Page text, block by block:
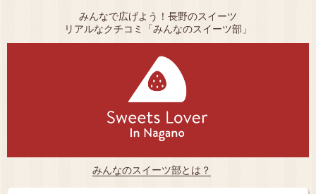
みんなで広げよう！長野のスイーツ
リアルなクチコミ「みんなのスイーツ部」
みんなのスイーツ部とは？